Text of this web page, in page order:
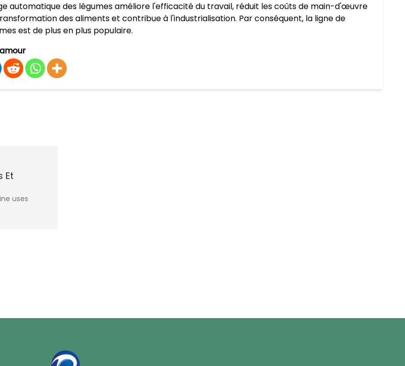
automatique des légumes améliore l'efficacité du travail, réduit les coûts de main-d'œuvre
des aliments et contribue à l'industrialisation. Par conséquent, la ligne de
est de plus en plus populaire.
Et
uses